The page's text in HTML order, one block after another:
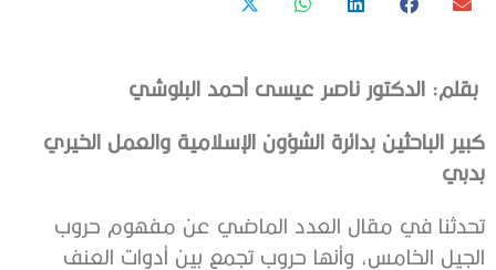
بقلم: الدكتور ناصر عيسى أحمد البلوشي
كبير الباحثين بدائرة الشؤون الإسلامية والعمل الخيري
بدبي
تحدثنا في مقال العدد الماضي عن مفهوم حروب
الجيل الخامس، وأنها حروب تجمع بين أدوات العنف